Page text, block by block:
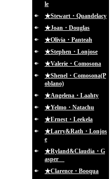
le
★Stewart・Quandelacy
★Joan・Douglas
★Olivia・Panteah
★Stephen・Lonjose
★Valerie・Comosona
★Shenel・Comosona(P
oblano)
★Angelena・Laahty
★Yelmo・Natachu
★Ernest・Leekela
★Larry&Rath・Lonjos
e
★Ryland&Claudia・G
asper
★Clarence・Booqua